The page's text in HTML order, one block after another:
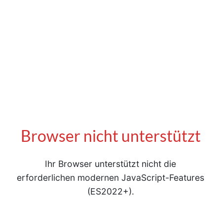
Browser nicht unterstützt
Ihr Browser unterstützt nicht die
erforderlichen modernen JavaScript-Features
(ES2022+).